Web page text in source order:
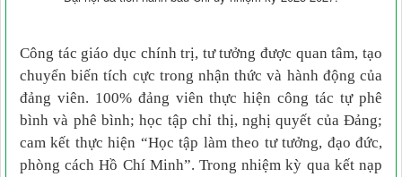
Công tác giáo dục chính trị, tư tưởng được quan tâm, tạo
chuyển biến tích cực trong nhận thức và hành động của
đảng viên. 100% đảng viên thực hiện công tác tự phê
bình và phê bình; học tập chỉ thị, nghị quyết của Đảng;
cam kết thực hiện “Học tập làm theo tư tưởng, đạo đức,
phòng cách Hồ Chí Minh”. Trong nhiệm kỳ qua kết nạp